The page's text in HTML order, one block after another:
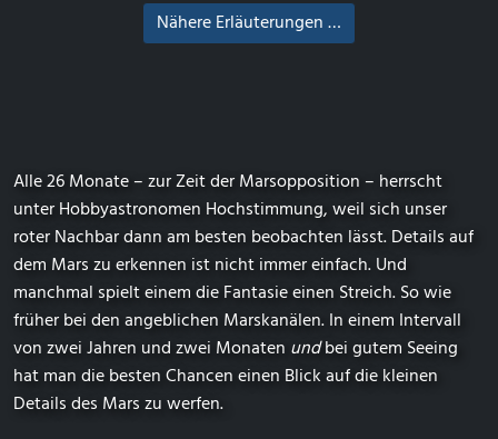
Nähere Erläuterungen …
Alle 26 Monate – zur Zeit der Marsopposition – herrscht
unter Hobbyastronomen Hochstimmung, weil sich unser
roter Nachbar dann am besten beobachten lässt. Details auf
dem Mars zu erkennen ist nicht immer einfach. Und
manchmal spielt einem die Fantasie einen Streich. So wie
früher bei den angeblichen Marskanälen. In einem Intervall
von zwei Jahren und zwei Monaten undbei gutem Seeing
hat man die besten Chancen einen Blick auf die kleinen
Details des Mars zu werfen.